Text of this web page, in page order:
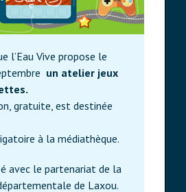
l’Eau Vive propose le
un atelier jeux
gratuite, est destinée
à la médiathèque.
avec le partenariat de la
de Laxou.